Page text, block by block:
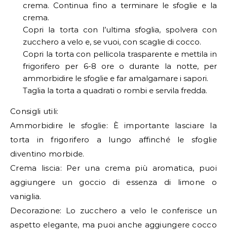
crema. Continua fino a terminare le sfoglie e la
crema.
Copri la torta con l’ultima sfoglia, spolvera con
zucchero a velo e, se vuoi, con scaglie di cocco.
Copri la torta con pellicola trasparente e mettila in
frigorifero per 6-8 ore o durante la notte, per
ammorbidire le sfoglie e far amalgamare i sapori.
Taglia la torta a quadrati o rombi e servila fredda.
Consigli utili:
Ammorbidire le sfoglie: È importante lasciare la
torta in frigorifero a lungo affinché le sfoglie
diventino morbide.
Crema liscia: Per una crema più aromatica, puoi
aggiungere un goccio di essenza di limone o
vaniglia.
Decorazione: Lo zucchero a velo le conferisce un
aspetto elegante, ma puoi anche aggiungere cocco